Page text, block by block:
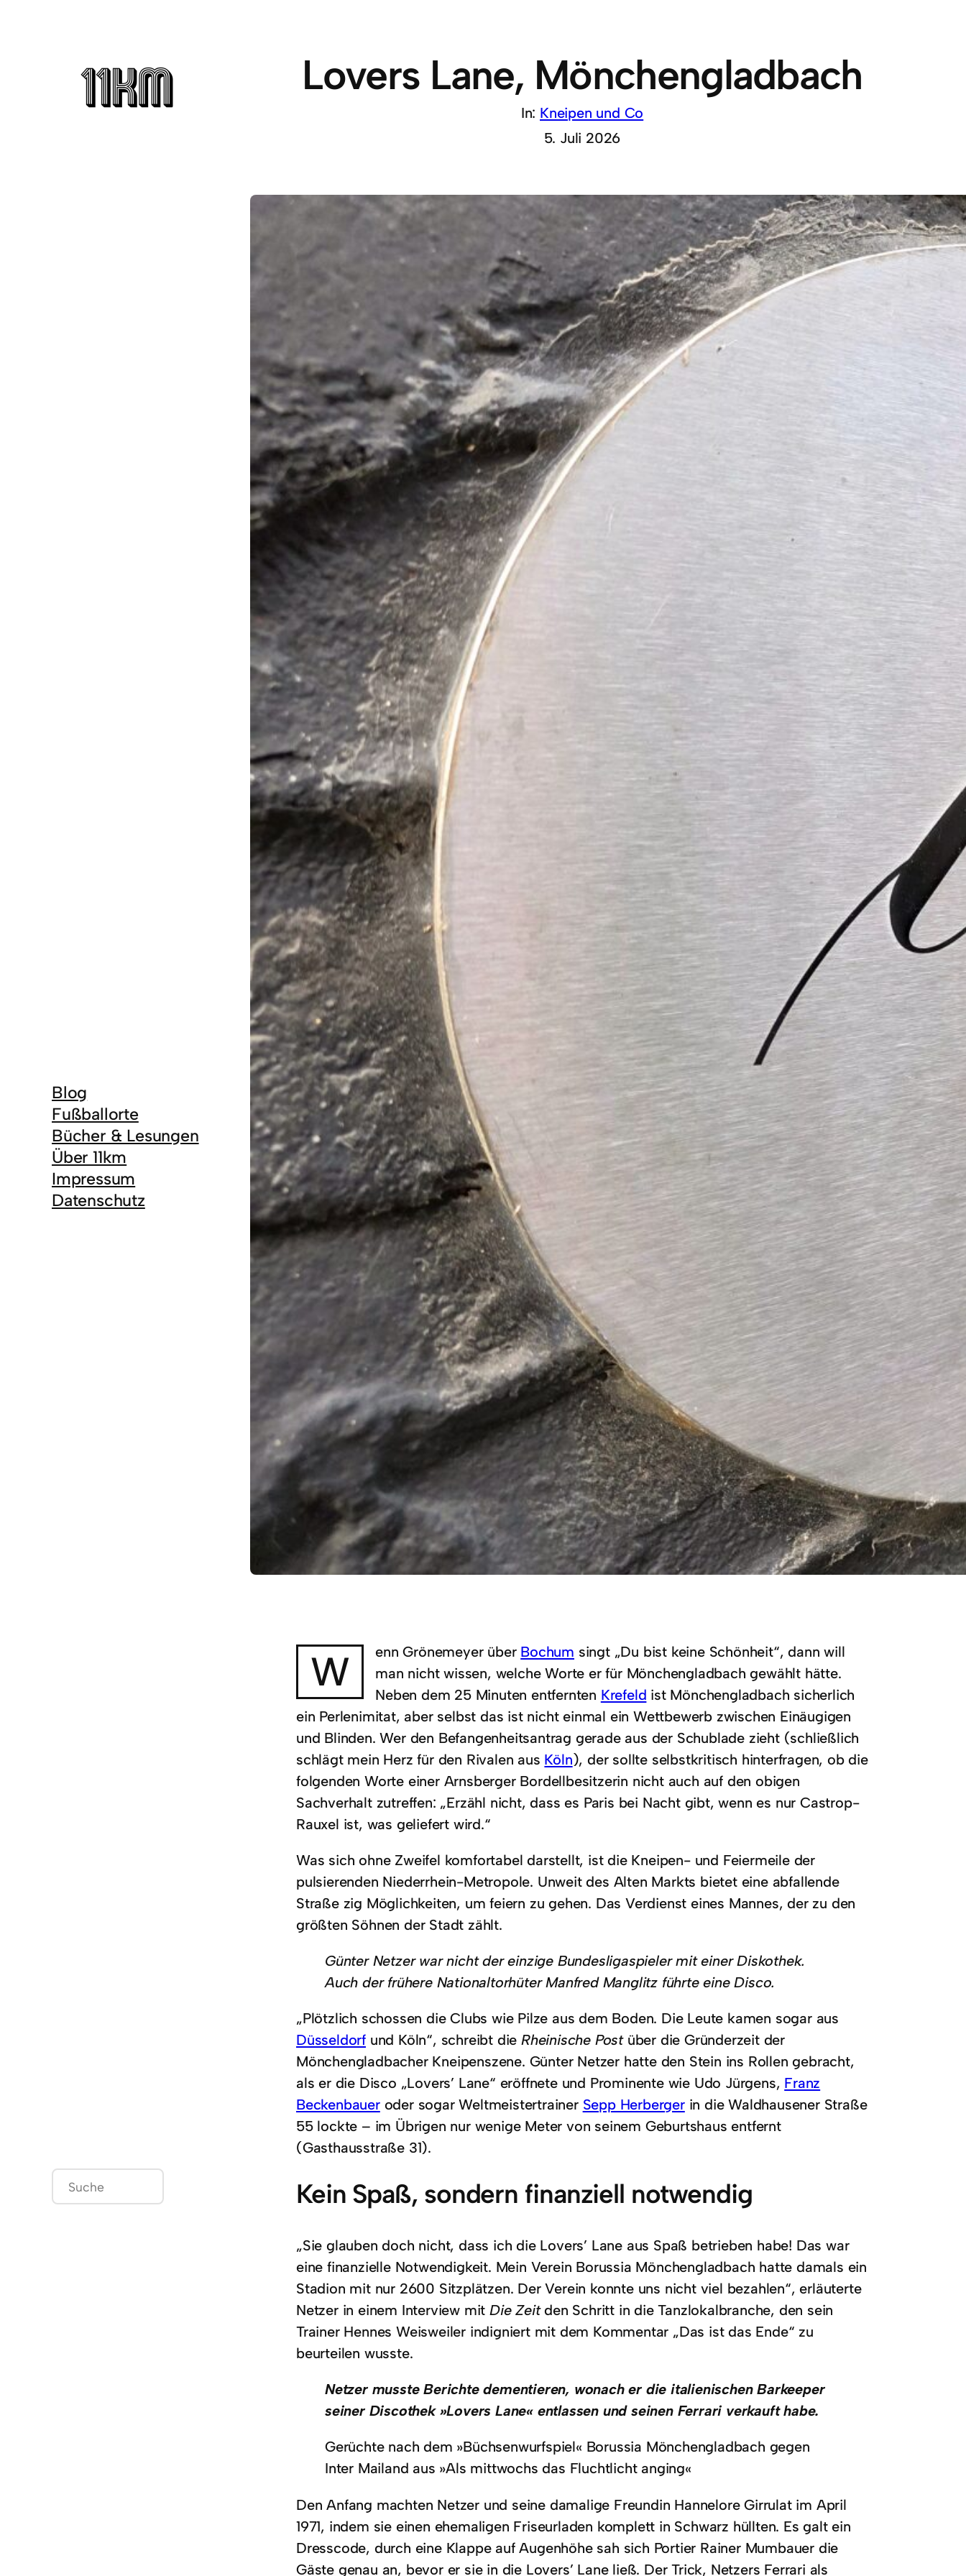
Blog
Fußballorte
Bücher & Lesungen
Über 11km
Impressum
Datenschutz
u
Lovers Lane, Mönchengladbach
In: Kneipen und Co
5. Juli 2026
W enn Grönemeyer über Bochum singt „Du bist keine Schönheit“, dann will
man nicht wissen, welche Worte er für Mönchengladbach gewählt hätte.
Neben dem 25 Minuten entfernten Krefeld ist Mönchengladbach sicherlich
ein Perlenimitat, aber selbst das ist nicht einmal ein Wettbewerb zwischen Einäugigen
und Blinden. Wer den Befangenheitsantrag gerade aus der Schublade zieht (schließlich
schlägt mein Herz für den Rivalen aus Köln), der sollte selbstkritisch hinterfragen, ob die
folgenden Worte einer Arnsberger Bordellbesitzerin nicht auch auf den obigen
Sachverhalt zutreffen: „Erzähl nicht, dass es Paris bei Nacht gibt, wenn es nur Castrop-
Rauxel ist, was geliefert wird.“
Was sich ohne Zweifel komfortabel darstellt, ist die Kneipen- und Feiermeile der
pulsierenden Niederrhein-Metropole. Unweit des Alten Markts bietet eine abfallende
Straße zig Möglichkeiten, um feiern zu gehen. Das Verdienst eines Mannes, der zu den
größten Söhnen der Stadt zählt.
Günter Netzer war nicht der einzige Bundesligaspieler mit einer Diskothek.
Auch der frühere Nationaltorhüter Manfred Manglitz führte eine Disco.
„Plötzlich schossen die Clubs wie Pilze aus dem Boden. Die Leute kamen sogar aus
Düsseldorf und Köln“, schreibt die Rheinische Postüber die Gründerzeit der
Mönchengladbacher Kneipenszene. Günter Netzer hatte den Stein ins Rollen gebracht,
als er die Disco „Lovers’ Lane“ eröffnete und Prominente wie Udo Jürgens, Franz
Beckenbaueroder sogar Weltmeistertrainer Sepp Herbergerin die Waldhausener Straße
55 lockte – im Übrigen nur wenige Meter von seinem Geburtshaus entfernt
(Gasthausstraße 31).
Kein Spaß, sondern finanziell notwendig
„Sie glauben doch nicht, dass ich die Lovers’ Lane aus Spaß betrieben habe! Das war
eine finanzielle Notwendigkeit. Mein Verein Borussia Mönchengladbach hatte damals ein
Stadion mit nur 2600 Sitzplätzen. Der Verein konnte uns nicht viel bezahlen“, erläuterte
Netzer in einem Interview mit Die Zeitden Schritt in die Tanzlokalbranche, den sein
Trainer Hennes Weisweiler indigniert mit dem Kommentar „Das ist das Ende“ zu
beurteilen wusste.
Netzer musste Berichte dementieren, wonach er die italienischen Barkeeper
seiner Discothek »Lovers Lane« entlassen und seinen Ferrari verkauft habe.
Gerüchte nach dem »Büchsenwurfspiel« Borussia Mönchengladbach gegen
Inter Mailand aus »Als mittwochs das Fluchtlicht anging«
Den Anfang machten Netzer und seine damalige Freundin Hannelore Girrulat im April
1971, indem sie einen ehemaligen Friseurladen komplett in Schwarz hüllten. Es galt ein
Dresscode, durch eine Klappe auf Augenhöhe sah sich Portier Rainer Mumbauer die
Gäste genau an, bevor er sie in die Lovers’ Lane ließ. Der Trick, Netzers Ferrari als